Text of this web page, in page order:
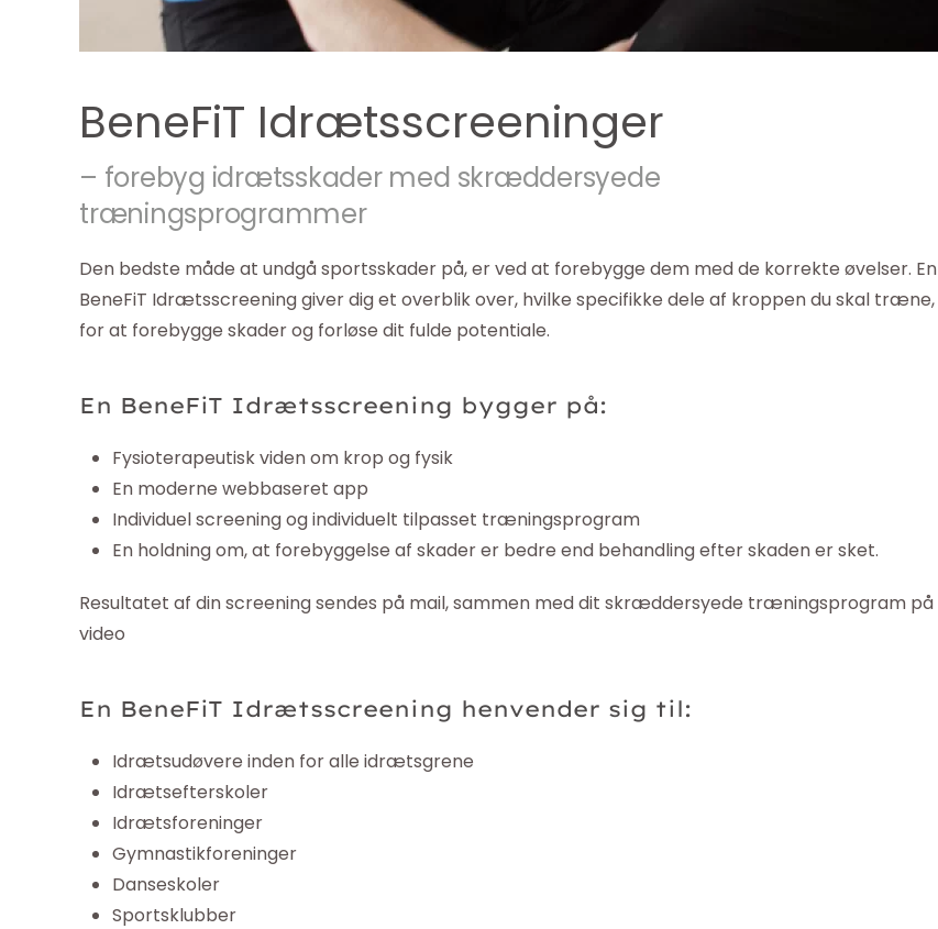
BeneFiT Idrætsscreeninger
– forebyg idrætsskader med skræddersyede
træningsprogrammer
Den bedste måde at undgå sportsskader på, er ved at forebygge dem med de korrekte øvelser. En
BeneFiT Idrætsscreening giver dig et overblik over, hvilke specifikke dele af kroppen du skal træne,
for at forebygge skader og forløse dit fulde potentiale.
En BeneFiT Idrætsscreening bygger på:
Fysioterapeutisk viden om krop og fysik
En moderne webbaseret app
Individuel screening og individuelt tilpasset træningsprogram
En holdning om, at forebyggelse af skader er bedre end behandling efter skaden er sket.
Resultatet af din screening sendes på mail, sammen med dit skræddersyede træningsprogram på
video
En BeneFiT Idrætsscreening henvender sig til:
Idrætsudøvere inden for alle idrætsgrene
Idrætsefterskoler
Idrætsforeninger
Gymnastikforeninger
Danseskoler
Sportsklubber